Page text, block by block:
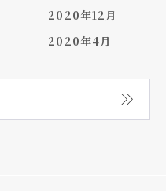
2020年12月
2020年4月